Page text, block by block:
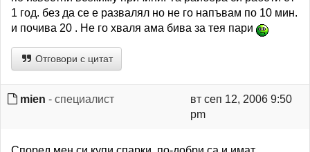
1 год. без да се е развалял но не го напъвам по 10 мин.
и почива 20 . Не го хваля ама бива за тея пари
Отговори с цитат
mien - специалист
вт сеп 12, 2006 9:50
pm